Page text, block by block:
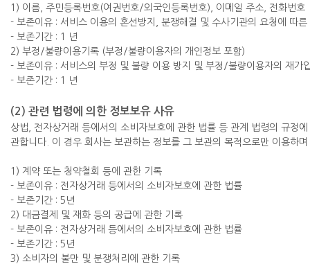
1) 이름, 주민등록번호(여권번호/외국인등록번호), 이메일 주소, 전화번호
- 보존이유 : 서비스 이용의 혼선방지, 분쟁해결 및 수사기관의 요청에 따른
- 보존기간 : 1 년
2) 부정/불량이용기록 (부정/불량이용자의 개인정보 포함)
- 보존이유 : 서비스의 부정 및 불량 이용 방지 및 부정/불량이용자의 재가
- 보존기간 : 1 년
(2) 관련 법령에 의한 정보보유 사유
상법, 전자상거래 등에서의 소비자보호에 관한 법률 등 관계 법령의 규정
관합니다. 이 경우 회사는 보관하는 정보를 그 보관의 목적으로만 이용하
1) 계약 또는 청약철회 등에 관한 기록
- 보존이유 : 전자상거래 등에서의 소비자보호에 관한 법률
- 보존기간 : 5년
2) 대금결제 및 재화 등의 공급에 관한 기록
- 보존이유 : 전자상거래 등에서의 소비자보호에 관한 법률
- 보존기간 : 5년
3) 소비자의 불만 및 분쟁처리에 관한 기록